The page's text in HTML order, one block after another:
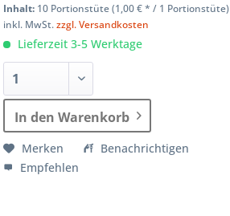
Inhalt: 10 Portionstüte (1,00 €* / 1 Portionstüte)
inkl. MwSt.zzgl. Versandkosten
Lieferzeit 3-5 Werktage
In den Warenkorb
Merken
Benachrichtigen
Empfehlen